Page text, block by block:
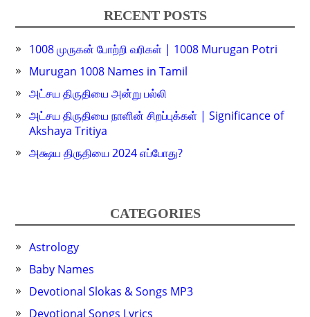
RECENT POSTS
1008 முருகன் போற்றி வரிகள் | 1008 Murugan Potri
Murugan 1008 Names in Tamil
அட்சய திருதியை அன்று பல்லி
அட்சய திருதியை நாளின் சிறப்புக்கள் | Significance of
Akshaya Tritiya
அக்ஷய திருதியை 2024 எப்போது?
CATEGORIES
Astrology
Baby Names
Devotional Slokas & Songs MP3
Devotional Songs Lyrics